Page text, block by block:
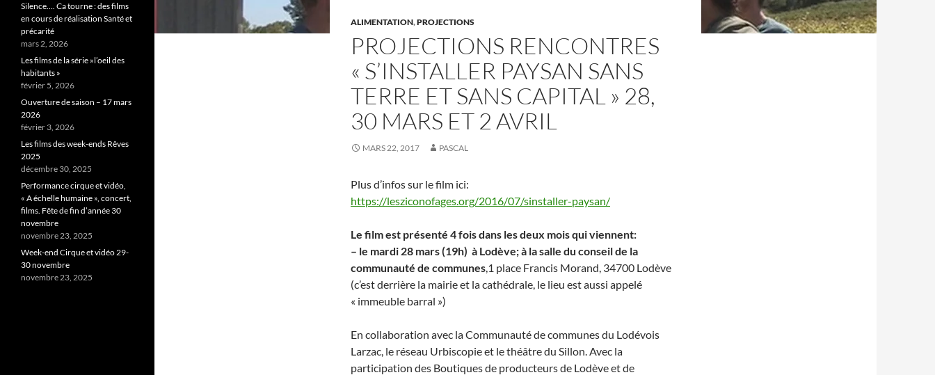
ALIMENTATION,PROJECTIONS
PROJECTIONS RENCONTRES
« S’INSTALLER PAYSAN SANS
TERRE ET SANS CAPITAL » 28,
30 MARS ET 2 AVRIL
MARS 22, 2017 PASCAL
Plus d’infos sur le film ici:
https://lesziconofages.org/2016/07/sinstaller-paysan/
Le film est présenté 4 fois dans les deux mois qui viennent:
– le mardi 28 mars (19h) à Lodève; à la salle du conseil de la
communauté de communes,1 place Francis Morand, 34700 Lodève
(c’est derrière la mairie et la cathédrale, le lieu est aussi appelé
« immeuble barral »)
En collaboration avec la Communauté de communes du Lodévois
Larzac, le réseau Urbiscopie et le théâtre du Sillon. Avec la
participation des Boutiques de producteurs de Lodève et de
Silence…. Ca tourne : des films
en cours de réalisation Santé et
précarité
mars 2, 2026
Les films de la série »l’oeil des
habitants »
février 5, 2026
Ouverture de saison – 17 mars
2026
février 3, 2026
Les films des week-ends Rêves
2025
décembre 30, 2025
Performance cirque et vidéo,
« A échelle humaine », concert,
films. Fête de fin d’année 30
novembre
novembre 23, 2025
Week-end Cirque et vidéo 29-
30 novembre
novembre 23, 2025